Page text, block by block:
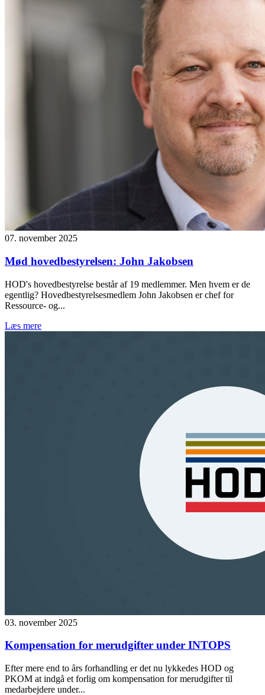
07. november 2025
Mød hovedbestyrelsen: John Jakobsen
HOD's hovedbestyrelse består af 19 medlemmer. Men hvem er de
egentlig? Hovedbestyrelsesmedlem John Jakobsen er chef for
Ressource- og...
Læs mere
03. november 2025
Kompensation for merudgifter under INTOPS
Efter mere end to års forhandling er det nu lykkedes HOD og
PKOM at indgå et forlig om kompensation for merudgifter til
medarbejdere under...